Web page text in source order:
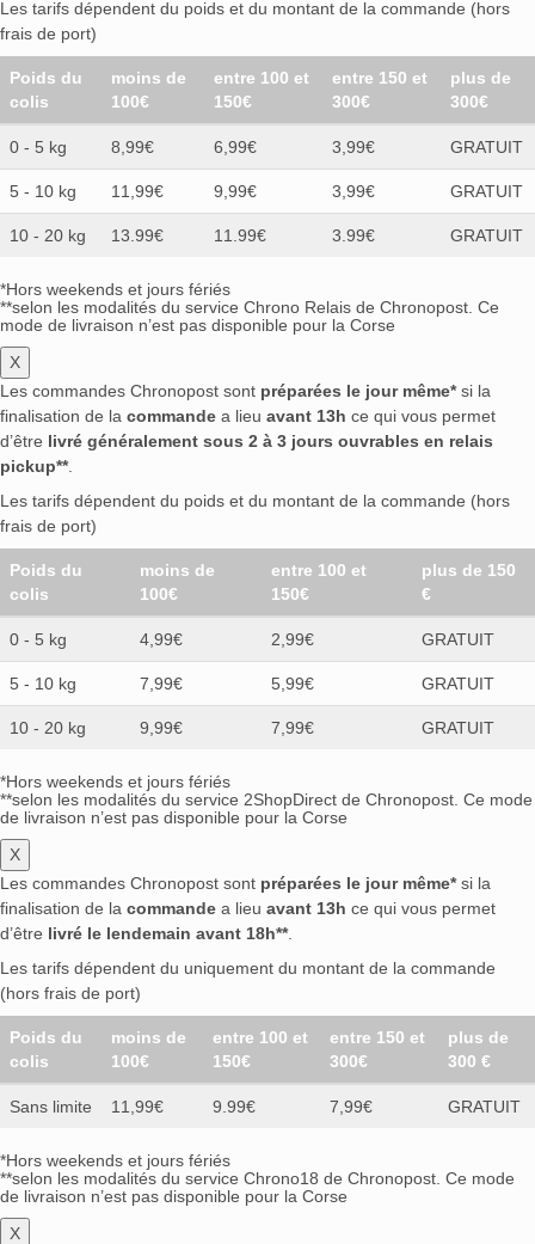
Les tarifs dépendent du poids et du montant de la commande (hors
frais de port)
Poids du
colis
moins de
100€
entre 100 et
150€
entre 150 et
300€
plus de
300€
0 - 5 kg 8,99€ 6,99€ 3,99€ GRATUIT
5 - 10 kg 11,99€ 9,99€ 3,99€ GRATUIT
10 - 20 kg 13.99€ 11.99€ 3.99€ GRATUIT
*Hors weekends et jours fériés
**selon les modalités du service Chrono Relais de Chronopost. Ce
mode de livraison n’est pas disponible pour la Corse
X
Les commandes Chronopost sont préparées le jour même*si la
finalisation de la commande a lieu avant 13h ce qui vous permet
d’être livré généralement sous 2 à 3 jours ouvrables en relais
pickup**.
Les tarifs dépendent du poids et du montant de la commande (hors
frais de port)
Poids du
colis
moins de
100€
entre 100 et
150€
plus de 150
€
0 - 5 kg 4,99€ 2,99€ GRATUIT
5 - 10 kg 7,99€ 5,99€ GRATUIT
10 - 20 kg 9,99€ 7,99€ GRATUIT
*Hors weekends et jours fériés
**selon les modalités du service 2ShopDirect de Chronopost. Ce mode
de livraison n’est pas disponible pour la Corse
X
Les commandes Chronopost sont préparées le jour même*si la
finalisation de la commande a lieu avant 13h ce qui vous permet
d’être livré le lendemain avant 18h**.
Les tarifs dépendent du uniquement du montant de la commande
(hors frais de port)
Poids du
colis
moins de
100€
entre 100 et
150€
entre 150 et
300€
plus de
300 €
Sans limite 11,99€ 9.99€ 7,99€ GRATUIT
*Hors weekends et jours fériés
**selon les modalités du service Chrono18 de Chronopost. Ce mode
de livraison n’est pas disponible pour la Corse
X